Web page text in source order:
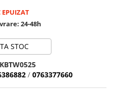
EPUIZAT
24-48h
STOC
KBTW0525
/ 0763377660